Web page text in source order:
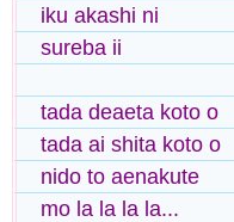
iku akashi ni
sureba ii
tada deaeta koto o
tada ai shita koto o
nido to aenakute
mo la la la la...